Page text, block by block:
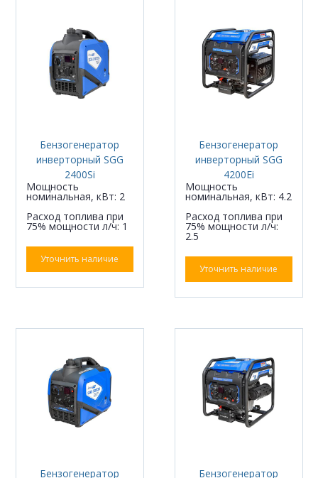
Бензогенератор
инверторный SGG
2400Si
Мощность
номинальная, кВт: 2
Расход топлива при
75% мощности л/ч: 1
Уточнить наличие
Бензогенератор
инверторный SGG
4200Ei
Мощность
номинальная, кВт: 4.2
Расход топлива при
75% мощности л/ч:
2.5
Уточнить наличие
Бензогенератор
Бензогенератор